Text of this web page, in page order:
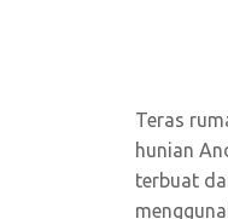
Teras
hunian
terbuat